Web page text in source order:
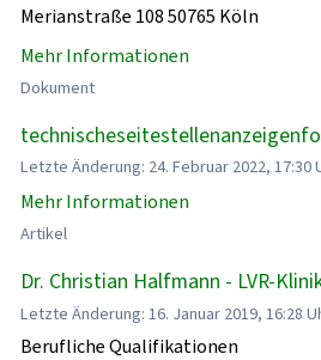
Merianstraße 108 50765 Köln
Mehr Informationen
Dokument
Letzte Änderung: 24. Februar 2022, 17:30
Mehr Informationen
Artikel
Dr. Christian Halfmann - LVR-
Letzte Änderung: 16. Januar 2019, 16:28
Berufliche Qualifikationen